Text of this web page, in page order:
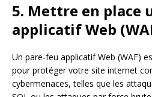
5. Mettre en place
applicatif Web
Un pare-feu applicatif Web (WAF)
pour protéger votre site internet
cybermenaces, telles que les